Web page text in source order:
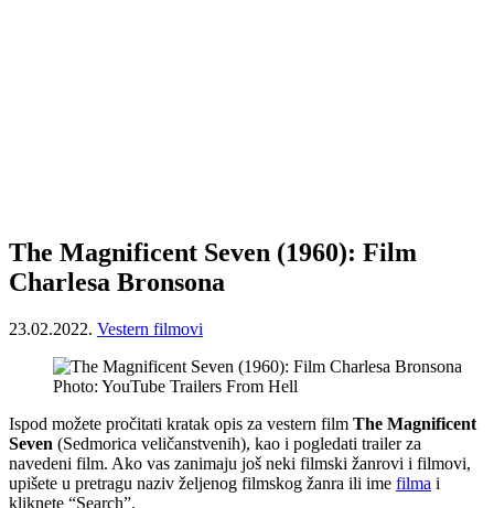
The Magnificent Seven (1960): Film
Charlesa Bronsona
23.02.2022. Vestern filmovi
Photo: YouTube Trailers From Hell
Ispod možete pročitati kratak opis za vestern film The Magnificent
Seven (Sedmorica veličanstvenih), kao i pogledati trailer za
navedeni film. Ako vas zanimaju još neki filmski žanrovi i filmovi,
upišete u pretragu naziv željenog filmskog žanra ili ime filma i
kliknete “Search”.